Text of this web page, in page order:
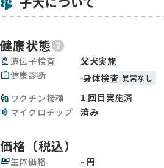
健康状態
biotech 遺伝子検査
父犬実施
medical_services健康診断 身体検査 異常なし
vaccines ワクチン接種
1 回目実施済
memory マイクロチップ 済み
価格（税込）
payments生体価格
- 円